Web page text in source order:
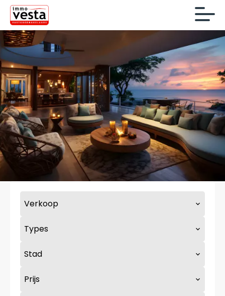
Verkoop
Types
Stad
Prijs